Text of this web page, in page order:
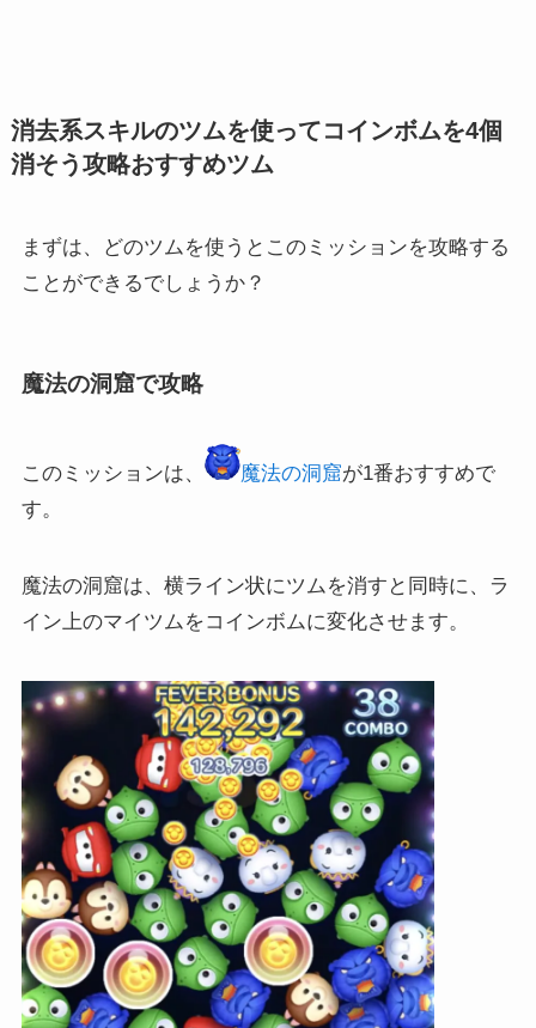
消去系スキルのツムを使ってコインボムを4個
消そう攻略おすすめツム
まずは、どのツムを使うとこのミッションを攻略する
ことができるでしょうか？
魔法の洞窟で攻略
このミッションは、 魔法の洞窟が1番おすすめで
す。
魔法の洞窟は、横ライン状にツムを消すと同時に、ラ
イン上のマイツムをコインボムに変化させます。